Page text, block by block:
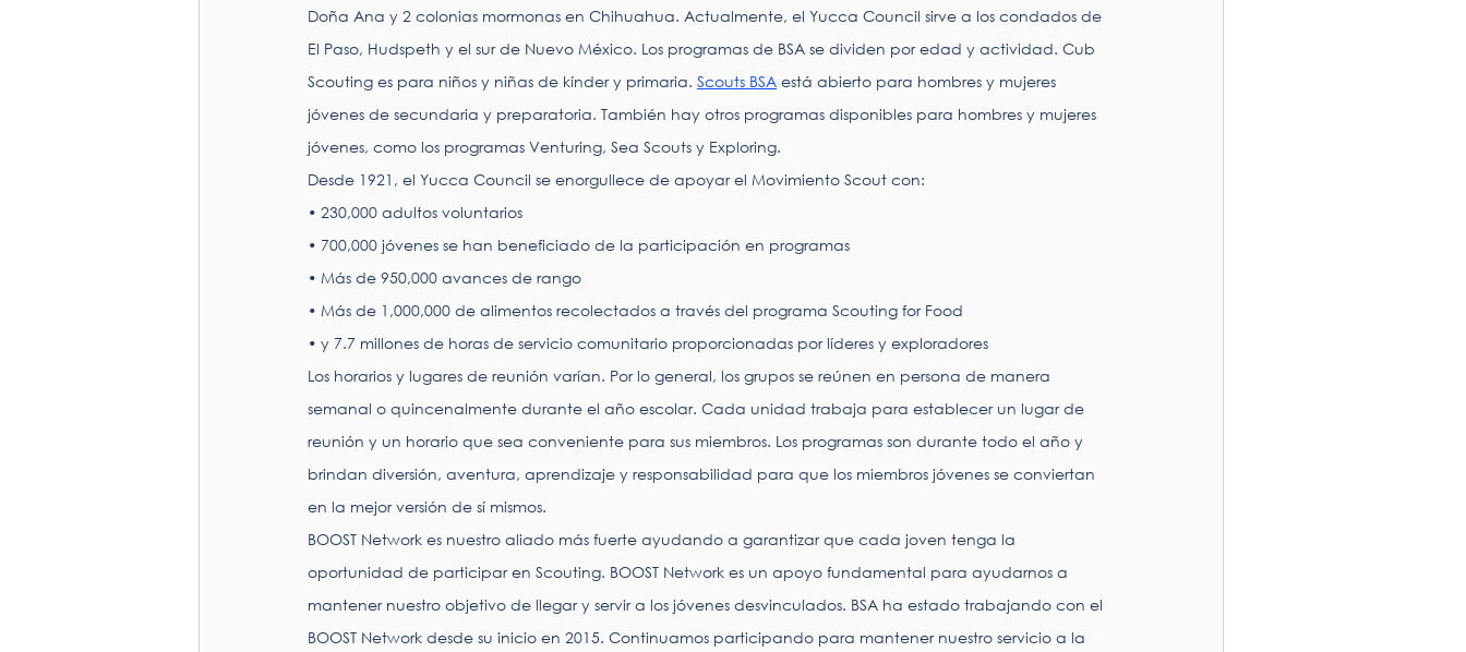
Doña Ana y 2 colonias mormonas en Chihuahua. Actualmente, el Yucca Council sirve a los condados de
El Paso, Hudspeth y el sur de Nuevo México. Los programas de BSA se dividen por edad y actividad. Cub
Scouting es para niños y niñas de kínder y primaria. Scouts BSA está abierto para hombres y mujeres
jóvenes de secundaria y preparatoria. También hay otros programas disponibles para hombres y mujeres
jóvenes, como los programas Venturing, Sea Scouts y Exploring.
Desde 1921, el Yucca Council se enorgullece de apoyar el Movimiento Scout con:
• 230,000 adultos voluntarios
• 700,000 jóvenes se han beneficiado de la participación en programas
• Más de 950,000 avances de rango
• Más de 1,000,000 de alimentos recolectados a través del programa Scouting for Food
• y 7.7 millones de horas de servicio comunitario proporcionadas por líderes y exploradores
Los horarios y lugares de reunión varían. Por lo general, los grupos se reúnen en persona de manera
semanal o quincenalmente durante el año escolar. Cada unidad trabaja para establecer un lugar de
reunión y un horario que sea conveniente para sus miembros. Los programas son durante todo el año y
brindan diversión, aventura, aprendizaje y responsabilidad para que los miembros jóvenes se conviertan
en la mejor versión de sí mismos.
BOOST Network es nuestro aliado más fuerte ayudando a garantizar que cada joven tenga la
oportunidad de participar en Scouting. BOOST Network es un apoyo fundamental para ayudarnos a
mantener nuestro objetivo de llegar y servir a los jóvenes desvinculados. BSA ha estado trabajando con el
BOOST Network desde su inicio en 2015. Continuamos participando para mantener nuestro servicio a la